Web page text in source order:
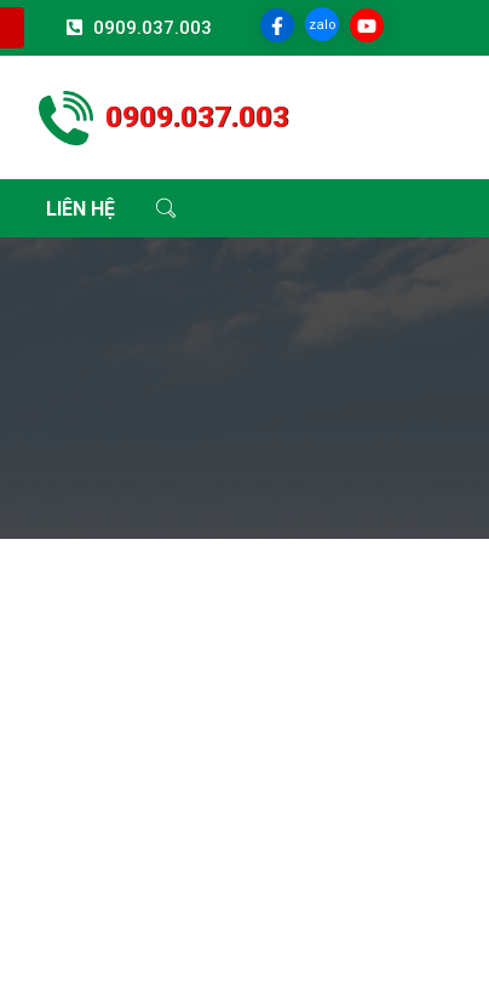
0909.037.003 zalo
0909.037.003
LIÊN HỆ